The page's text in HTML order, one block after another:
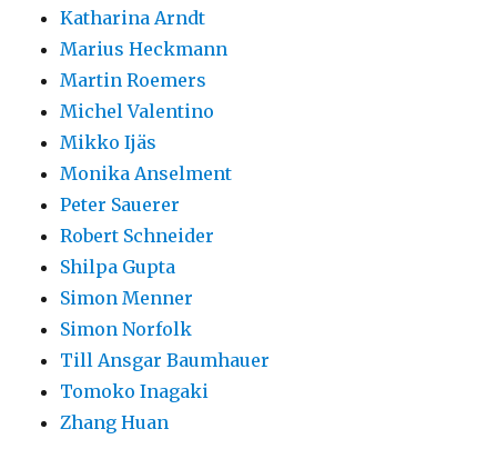
Katharina Arndt
Marius Heckmann
Martin Roemers
Michel Valentino
Mikko Ijäs
Monika Anselment
Peter Sauerer
Robert Schneider
Shilpa Gupta
Simon Menner
Simon Norfolk
Till Ansgar Baumhauer
Tomoko Inagaki
Zhang Huan